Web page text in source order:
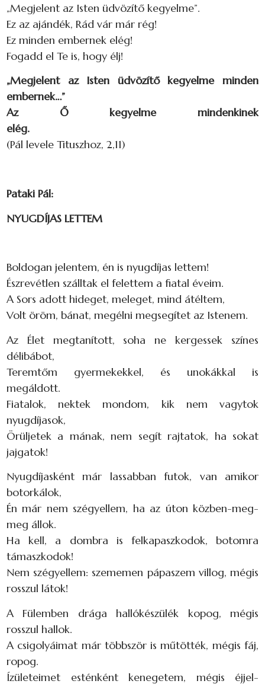
„Megjelent az Isten üdvözítő kegyelme”.
Ez az ajándék, Rád vár már rég!
Ez minden embernek elég!
Fogadd el Te is, hogy élj!
„Megjelent az Isten üdvözítő kegyelme minden
embernek…”
Az Ő kegyelme mindenkinek
(Pál levele Tituszhoz, 2,11)
Pataki Pál:
NYUGDÍJAS LETTEM
Boldogan jelentem, én is nyugdíjas lettem!
Észrevétlen szálltak el felettem a fiatal éveim.
A Sors adott hideget, meleget, mind átéltem,
Volt öröm, bánat, megélni megsegítet az Istenem.
Az Élet megtanított, soha ne kergessek színes
délibábot,
Teremtőm gyermekekkel, és unokákkal is
megáldott.
Fiatalok, nektek mondom, kik nem vagytok
nyugdíjasok,
Örüljetek a mának, nem segít rajtatok, ha sokat
jajgatok!
Nyugdíjasként már lassabban futok, van amikor
botorkálok,
Én már nem szégyellem, ha az úton közben-meg-
meg állok.
Ha kell, a dombra is felkapaszkodok, botomra
támaszkodok!
Nem szégyellem: szememen pápaszem villog, mégis
rosszul látok!
A Fülemben drága hallókészülék kopog, mégis
rosszul hallok.
A csigolyáimat már többször is műtötték, mégis fáj,
ropog.
Ízületeimet esténként kenegetem, mégis éjjel-